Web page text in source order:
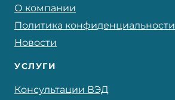
О компании
Политика конфиденциальности
Новости
УСЛУГИ
Консультации ВЭД